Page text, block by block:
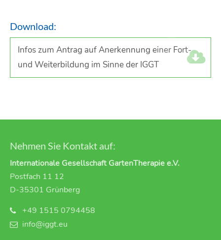
Download:
Infos zum Antrag auf Anerkennung einer Fort-
und Weiterbildung im Sinne der IGGT
Nehmen Sie Kontakt auf:
Internationale Gesellschaft GartenTherapie e.V.
Postfach 11 12
D-35301 Grünberg
+49 1515 0794458
info@iggt.eu